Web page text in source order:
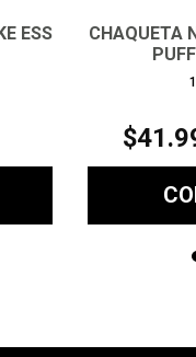
ESS
CHAQUETA
1
$41.